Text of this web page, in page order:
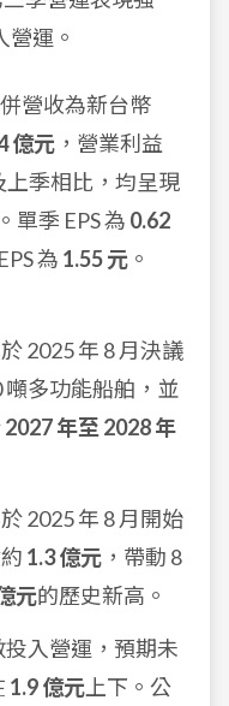
運。
營收為新台幣
億元 ，營業利益
上季相比，均呈現
單季 EPS 為 0.62
為 1.55 元 。
2025 年 8 月決議
噸多功能船舶，並
2027 年至 2028 年
2025 年 8 月開始
1.3 億元 ，帶動 8
元的歷史新高。
投入營運，預期未
1.9 億元 上下。公